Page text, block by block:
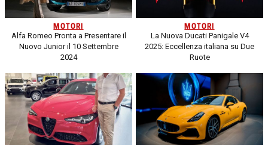
MOTORI
Alfa Romeo Pronta a Presentare il
Nuovo Junior il 10 Settembre
2024
MOTORI
La Nuova Ducati Panigale V4
2025: Eccellenza italiana su Due
Ruote